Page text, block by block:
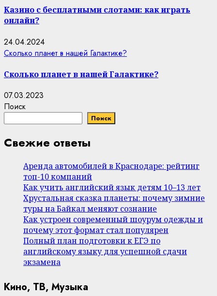
Казино с бесплатными слотами: как играть
онлайн?
24.04.2024
Сколько планет в нашей Галактике?
Сколько планет в нашей Галактике?
07.03.2023
Поиск
Поиск
Свежие ответы
Аренда автомобилей в Краснодаре: рейтинг
топ-10 компаний
Как учить английский язык детям 10–13 лет
Хрустальная сказка планеты: почему зимние
туры на Байкал меняют сознание
Как устроен современный шоурум одежды и
почему этот формат стал популярен
Полный план подготовки к ЕГЭ по
английскому языку для успешной сдачи
экзамена
Кино, ТВ, Музыка